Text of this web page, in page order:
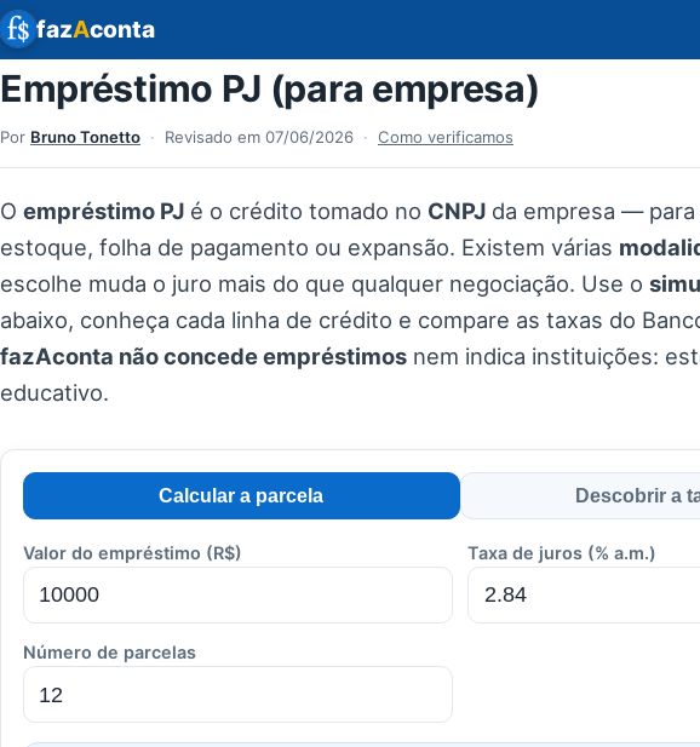
fazAconta
Empréstimo PJ (para empresa)
Por Bruno Tonetto · Revisado em 07/06/2026 · Como verificamos
O empréstimo PJ é o crédito tomado no CNPJ da empresa — para
estoque, folha de pagamento ou expansão. Existem várias
escolhe muda o juro mais do que qualquer negociação. Use o
abaixo, conheça cada linha de crédito e compare as taxas do
fazAconta não concede empréstimos nem indica instituições:
educativo.
Calcular a parcela Descobrir a
Valor do empréstimo (R$) Taxa de juros (% a.m.)
Número de parcelas